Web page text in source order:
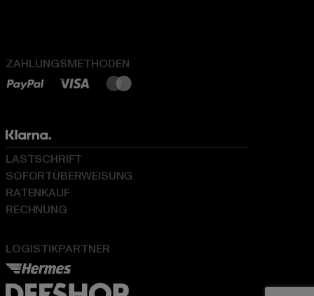
ZAHLUNGSMETHODEN
LOGISTIKPARTNER
LASTSCHRIFT
SOFORTÜBERWEISUNG
RATENKAUF
RECHNUNG